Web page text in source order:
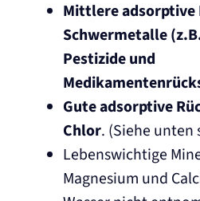
Mittlere
Schwermetalle
Pestizide und
Gute adsorptive
Chlor. (Siehe unten
Lebenswichtige
Magnesium und